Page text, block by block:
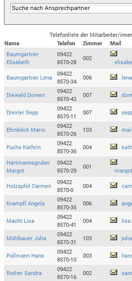
Telefonliste der Mitarbeiter/
Name
Telefon Zimmer
Mail
Baumgartner
Elisabeth
09422
8570-28
002
Baumgartner Lena
09422
8570-34
006
Diewald Doreen
09422
8570-42
007
Drexler Sepp
09422
8570-11
007
Ehrnböck Mario
09422
8570-26
103
Fuchs Kathrin
09422
8570-36
004
Hartmannsgruber
Margot
09422
8570-29
001
Holzapfel Carmen
09422
8570-0
004
Krampfl Angela
09422
8570-35
006
Macht Lisa
09422
8570-41
004
Mühlbauer Julia
09422
8570-31
103
Pollmann Hans
09422
8570-10
003
Rother Sandra
09422
8570-16
002